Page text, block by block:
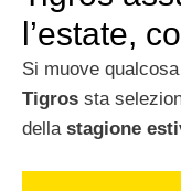
l’estate,
Si muove
Tigros sta
della stagione